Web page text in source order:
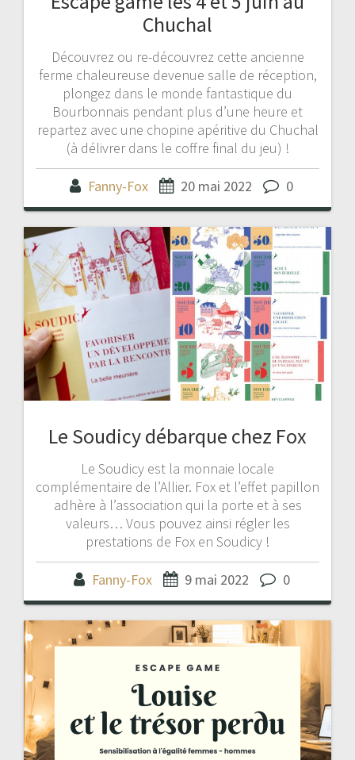
Chuchal
Découvrez ou re-découvrez cette ancienne
ferme chaleureuse devenue salle de réception,
plongez dans le monde fantastique du
Bourbonnais pendant plus d’une heure et
repartez avec une chopine apéritive du Chuchal
(à délivrer dans le coffre final du jeu) !
Fanny-Fox 20 mai 2022 0
Le Soudicy débarque chez Fox
Le Soudicy est la monnaie locale
complémentaire de l’Allier. Fox et l’effet papillon
adhère à l’association qui la porte et à ses
valeurs… Vous pouvez ainsi régler les
prestations de Fox en Soudicy !
Fanny-Fox 9 mai 2022 0